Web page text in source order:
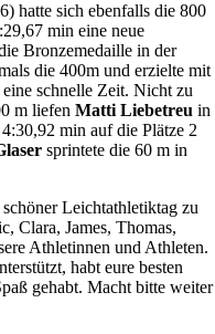
hatte sich ebenfalls die 800
min eine neue
Bronzemedaille in der
die 400m und erzielte mit
schnelle Zeit. Nicht zu
m liefenMatti Liebetreu in
min auf die Plätze 2
sprintete die 60 m in
Leichtathletiktag zu
Clara, James, Thomas,
Athletinnen und Athleten.
habt eure besten
gehabt. Macht bitte weiter